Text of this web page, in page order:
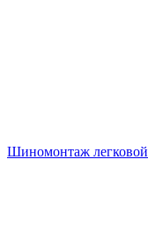
Шиномонтаж легковой